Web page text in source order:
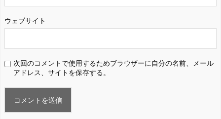
ウェブサイト
次回のコメントで使用するためブラウザーに自分の名前、メール
アドレス、サイトを保存する。